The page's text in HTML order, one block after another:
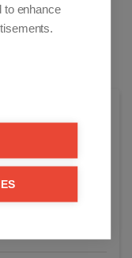
Het
stelsel, eerste
van een
to enhance